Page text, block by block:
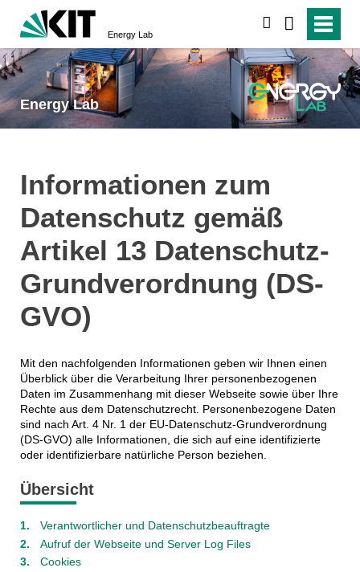
Energy Lab
Energy Lab
Informationen zum
Datenschutz gemäß
Artikel 13 Datenschutz-
Grundverordnung (DS-
GVO)
Mit den nachfolgenden Informationen geben wir Ihnen einen
Überblick über die Verarbeitung Ihrer personenbezogenen
Daten im Zusammenhang mit dieser Webseite sowie über Ihre
Rechte aus dem Datenschutzrecht. Personenbezogene Daten
sind nach Art. 4 Nr. 1 der EU-Datenschutz-Grundverordnung
(DS-GVO) alle Informationen, die sich auf eine identifizierte
oder identifizierbare natürliche Person beziehen.
Übersicht
Verantwortlicher und Datenschutzbeauftragte
Aufruf der Webseite und Server Log Files
Cookies